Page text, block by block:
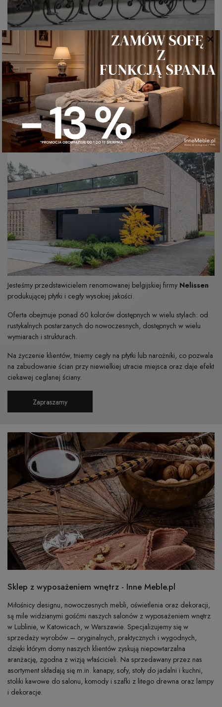
WKRÓTCE
42 produkty
CEGŁY I PŁYTKINELISSEN
Jesteśmy przedstawicielem renomowanej belgijskiej firmy Nelissen
produkującej płytki i cegły wysokiej jakości.
Oferta obejmuje ponad 60 kolorów dostępnych w wielu stylach: od
rustykalnych postarzanych do nowoczesnych, dostępnych w wielu
wymiarach i strukturach.
Na życzenie klientów, tniemy cegły na płytki lub narożniki, co pozwala
na zabudowanie ścian przy niewielkiej utracie miejsca oraz daje efekt
ciekawej ceglanej ściany.
Zapraszamy
Sklep z wyposażeniem wnętrz - Inne Meble.pl
Miłośnicy designu, nowoczesnych mebli, oświetlenia oraz dekoracji,
są mile widzianymi gośćmi naszych salonów z wyposażeniem wnętrz
w Lublinie, w Katowicach, w Warszawie. Specjalizujemy się w
sprzedaży wyrobów – oryginalnych, praktycznych i wygodnych,
dzięki którym domy naszych klientów zyskują niepowtarzalna
aranżację, zgodna z wizją właścicieli. Na sprzedawany przez nas
asortyment składają się m.in. kanapy, sofy, stoły do jadalni i kuchni,
stoliki kawowe do salonu, komody i szafki z litego drewna oraz lampy
i dekoracje.